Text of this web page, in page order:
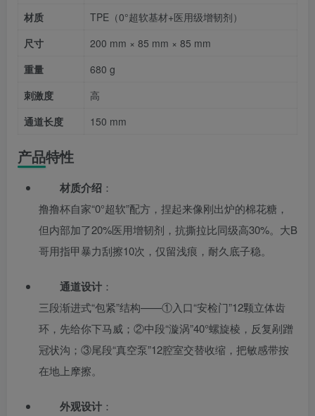
材质
TPE（0°超软基材+医用级增韧剂）
尺寸
200 mm × 85 mm × 85 mm
重量
680 g
刺激度
高
通道长度
150 mm
产品特性
材质介绍 ：
撸撸杯自家“0°超软”配方，捏起来像刚出炉的棉花糖，
但内部加了20%医用增韧剂，抗撕拉比同级高30%。大B
哥用指甲暴力刮擦10次，仅留浅痕，耐久底子稳。
通道设计 ：
三段渐进式“包紧”结构——①入口“安检门”12颗立体齿
环，先给你下马威；②中段“漩涡”40°螺旋棱，反复剐蹭
冠状沟；③尾段“真空泵”12腔室交替收缩，把敏感带按
在地上摩擦。
外观设计 ：